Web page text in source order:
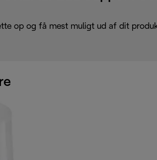
op og få mest muligt ud af dit